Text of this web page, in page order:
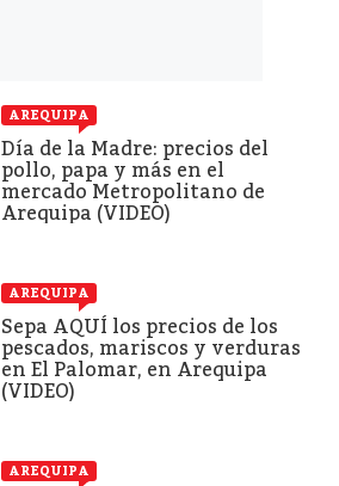
AREQUIPA
Día de la Madre: precios del
pollo, papa y más en el
mercado Metropolitano de
Arequipa (VIDEO)
AREQUIPA
Sepa AQUÍ los precios de los
pescados, mariscos y verduras
en El Palomar, en Arequipa
(VIDEO)
AREQUIPA